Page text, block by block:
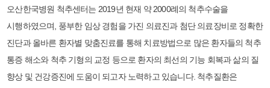
오산한국병원 척추센터는 2019년 현재 약 2000례의 척추수술을
시행하였으며, 풍부한 임상 경험을 가진 의료진과 첨단 의료장비로 정확한
진단과 올바른 환자별 맞춤진료를 통해 치료방법으로 많은 환자들의 척추
통증 해소와 척추 기형의 교정 등으로 환자의 최선의 기능 회복과 삶의 질
향상 및 건강증진에 도움이 되고자 노력하고 있습니다. 척추질환은